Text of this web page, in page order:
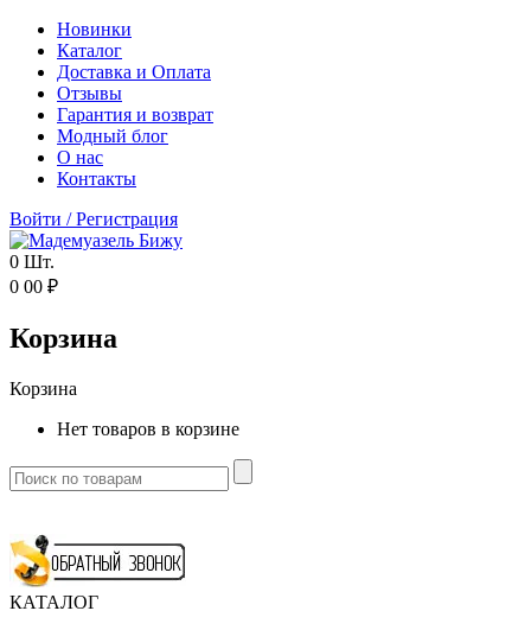
Новинки
Каталог
Доставка и Оплата
Отзывы
Гарантия и возврат
Модный блог
О нас
Контакты
Войти /Регистрация
0 Шт.
0 00 ₽
Корзина
Корзина
Нет товаров в корзине
КАТАЛОГ